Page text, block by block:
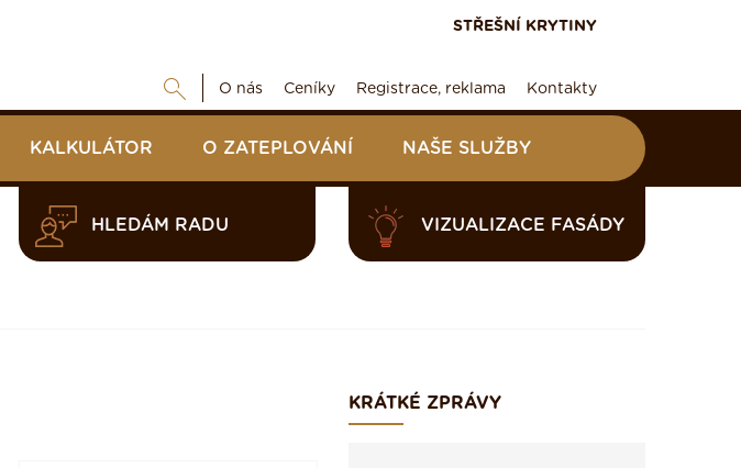
STŘEŠNÍ KRYTINY
O nás Ceníky Registrace, reklama Kontakty
KALKULÁTOR O ZATEPLOVÁNÍ NAŠE SLUŽBY
HLEDÁM RADU VIZUALIZACE FASÁDY
KRÁTKÉ ZPRÁVY